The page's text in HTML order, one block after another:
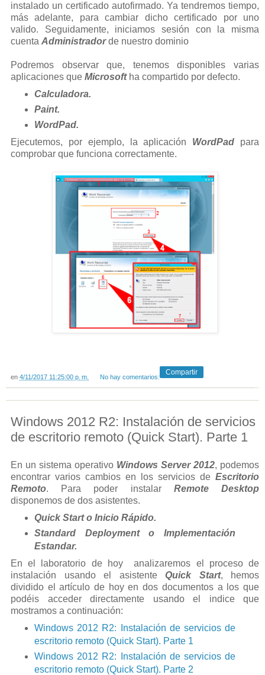
instalado un certificado autofirmado. Ya tendremos tiempo,
más adelante, para cambiar dicho certificado por uno
valido. Seguidamente, iniciamos sesión con la misma
cuenta Administradorde nuestro dominio
Podremos observar que, tenemos disponibles varias
aplicaciones que Microsoft ha compartido por defecto.
Calculadora.
Paint.
WordPad.
Ejecutemos, por ejemplo, la aplicación WordPad para
comprobar que funciona correctamente.
en 4/11/2017 11:25:00 p. m. No hay comentarios:
Compartir
Windows 2012 R2: Instalación de servicios
de escritorio remoto (Quick Start). Parte 1
En un sistema operativo Windows Server 2012, podemos
encontrar varios cambios en los servicios de Escritorio
Remoto. Para poder instalar Remote Desktop
disponemos de dos asistentes.
Quick Start o Inicio Rápido.
Standard Deployment o Implementación
Estandar.
En el laboratorio de hoy analizaremos el proceso de
instalación usando el asistente Quick Start, hemos
dividido el artículo de hoy en dos documentos a los que
podéis acceder directamente usando el indice que
mostramos a continuación:
Windows 2012 R2: Instalación de servicios de
escritorio remoto (Quick Start). Parte 1
Windows 2012 R2: Instalación de servicios de
escritorio remoto (Quick Start). Parte 2